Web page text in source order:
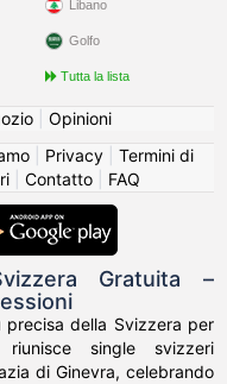
Libano
Golfo
Tutta la lista
| Opinioni
| Privacy| Termini di
| Contatto| FAQ
Gratuita –
precisa della Svizzera per
single svizzeri
di Ginevra, celebrando